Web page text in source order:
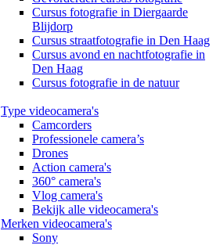
Cursus fotografie in Diergaarde
Blijdorp
Cursus straatfotografie in Den Haag
Cursus avond en nachtfotografie in
Den Haag
Cursus fotografie in de natuur
Type videocamera's
Camcorders
Professionele camera’s
Drones
Action camera's
360° camera's
Vlog camera's
Bekijk alle videocamera's
Merken videocamera's
Sony